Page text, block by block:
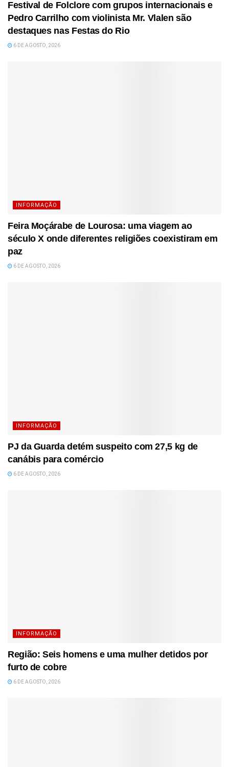
Festival de Folclore com grupos internacionais e
Pedro Carrilho com violinista Mr. Vlalen são
destaques nas Festas do Rio
6 DE AGOSTO, 2026
INFORMAÇÃO
Feira Moçárabe de Lourosa: uma viagem ao
século X onde diferentes religiões coexistiram em
paz
6 DE AGOSTO, 2026
INFORMAÇÃO
PJ da Guarda detém suspeito com 27,5 kg de
canábis para comércio
6 DE AGOSTO, 2026
INFORMAÇÃO
Região: Seis homens e uma mulher detidos por
furto de cobre
6 DE AGOSTO, 2026